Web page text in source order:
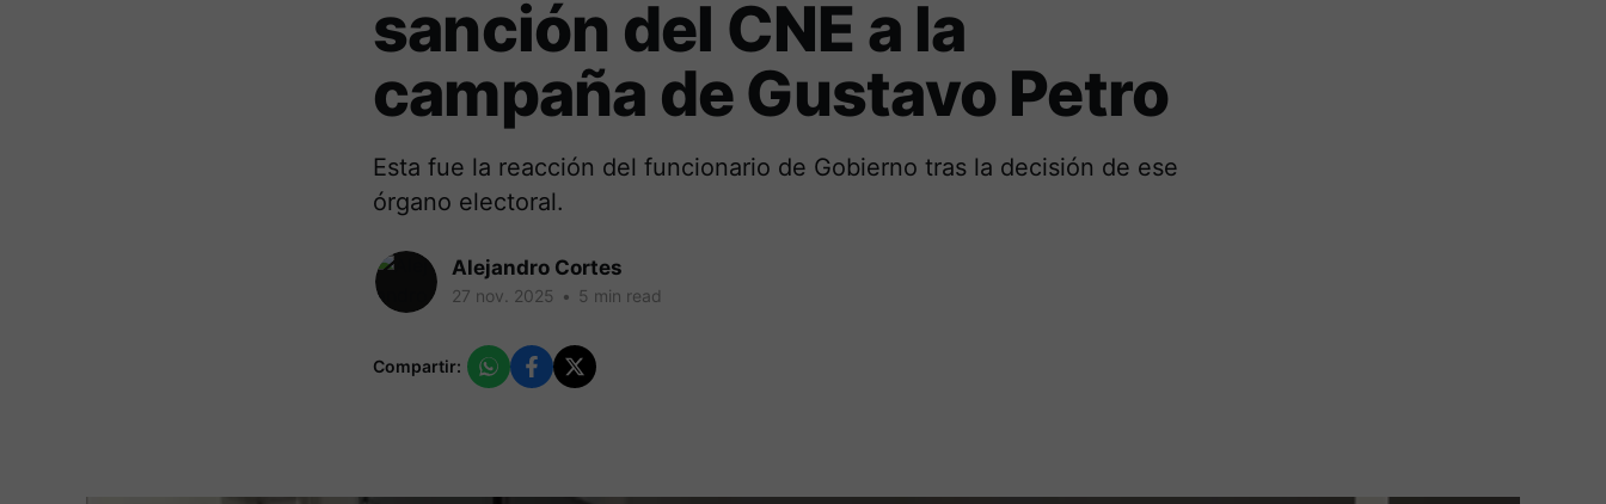
sanción del CNE a la
campaña de Gustavo Petro
Esta fue la reacción del funcionario de Gobierno tras la decisión de ese
órgano electoral.
Alejandro Cortes
27 nov. 2025 • 5 min read
Compartir: